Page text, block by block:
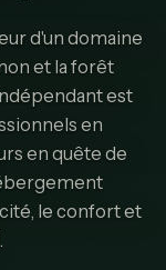
d'un domaine
et la forêt
est
en
en quête de
le confort et